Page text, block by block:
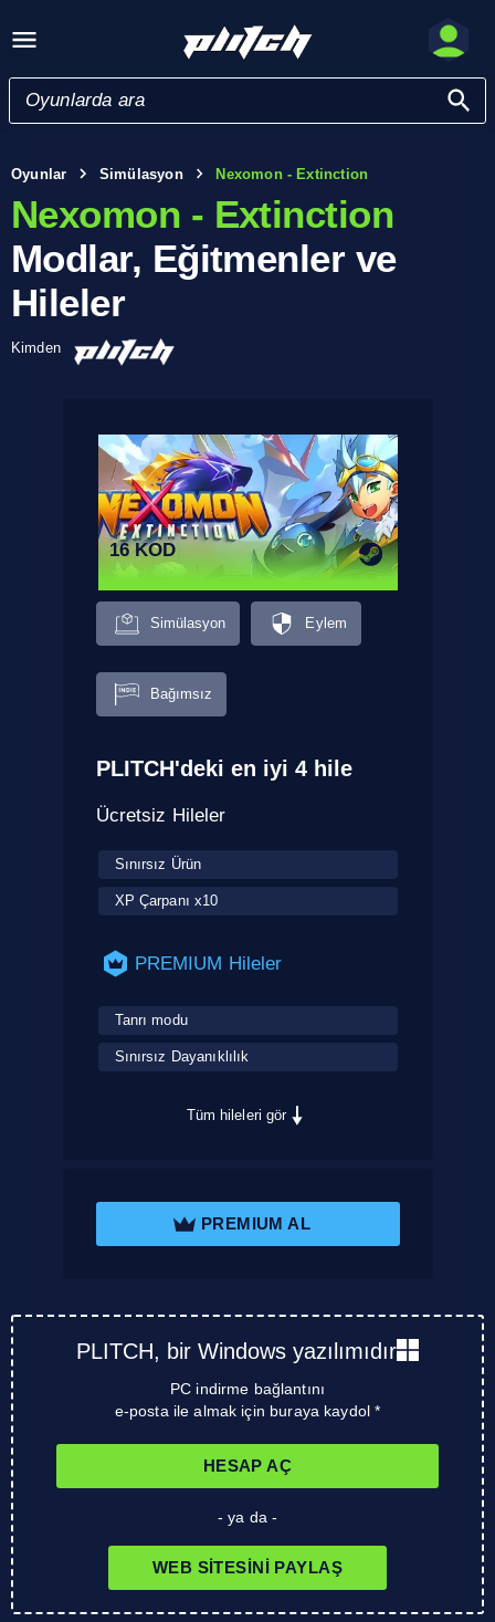
Oyunlar Simülasyon Nexomon - Extinction
Nexomon - Extinction
Modlar, Eğitmenler ve
Hileler
Kimden
16 KOD
Simülasyon Eylem
Bağımsız
PLITCH'deki en iyi 4 hile
Ücretsiz Hileler
Sınırsız Ürün
XP Çarpanı x10
PREMIUM Hileler
Tanrı modu
Sınırsız Dayanıklılık
Tüm hileleri gör
PREMIUM AL
PLITCH, bir Windows yazılımıdır
PC indirme bağlantını
e-posta ile almak için buraya kaydol *
HESAP AÇ
- ya da -
WEB SITESINI PAYLAŞ